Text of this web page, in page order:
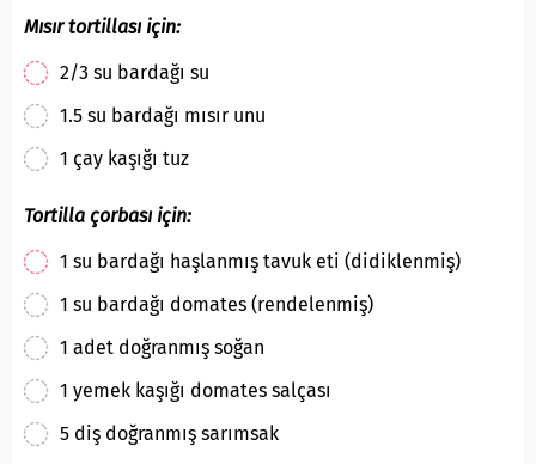
Mısır tortillası için:
2/3 su bardağı su
1.5 su bardağı mısır unu
1 çay kaşığı tuz
Tortilla çorbası için:
1 su bardağı haşlanmış tavuk eti (didiklenmiş)
1 su bardağı domates (rendelenmiş)
1 adet doğranmış soğan
1 yemek kaşığı domates salçası
5 diş doğranmış sarımsak